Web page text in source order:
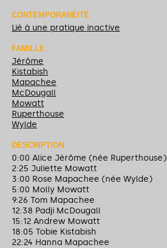
CONTEMPORANÉITÉ
Lié à une pratique inactive
FAMILLE
Jérôme
Kistabish
Mapachee
McDougall
Mowatt
Ruperthouse
Wylde
DESCRIPTION
0:00 Alice Jérôme (née Ruperthouse)
2:25 Juliette Mowatt
3:00 Rose Mapachee (née Wylde)
5:00 Molly Mowatt
9:26 Tom Mapachee
12:38 Padji McDougall
15:12 Andrew Mowatt
18:05 Tobie Kistabish
22:24 Hanna Mapachee